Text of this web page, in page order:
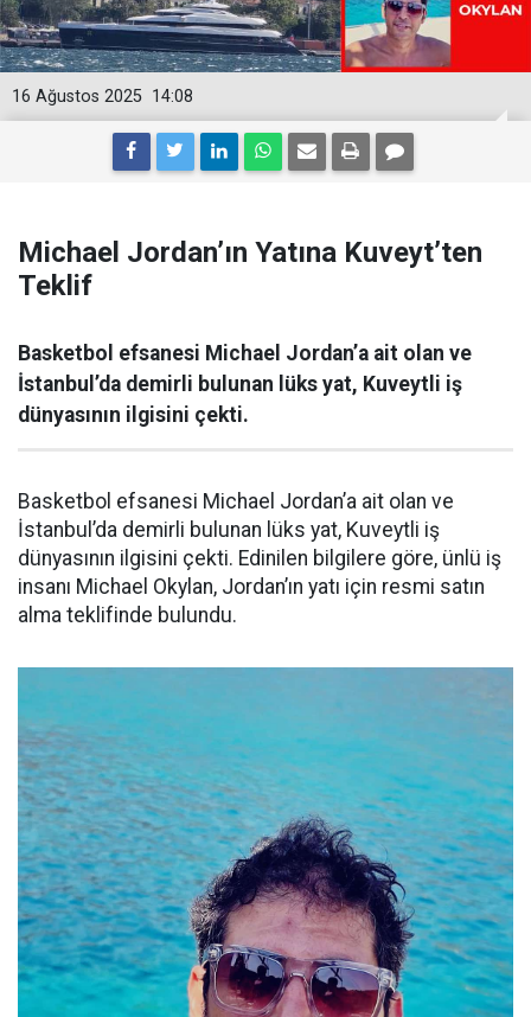
14:08
16 Ağustos 2025
Michael Jordan’ın Yatına Kuveyt’ten
Teklif
Basketbol efsanesi Michael Jordan’a ait olan ve
İstanbul’da demirli bulunan lüks yat, Kuveytli iş
dünyasının ilgisini çekti.
Basketbol efsanesi Michael Jordan’a ait olan ve
İstanbul’da demirli bulunan lüks yat, Kuveytli iş
dünyasının ilgisini çekti. Edinilen bilgilere göre, ünlü iş
insanı Michael Okylan, Jordan’ın yatı için resmi satın
alma teklifinde bulundu.